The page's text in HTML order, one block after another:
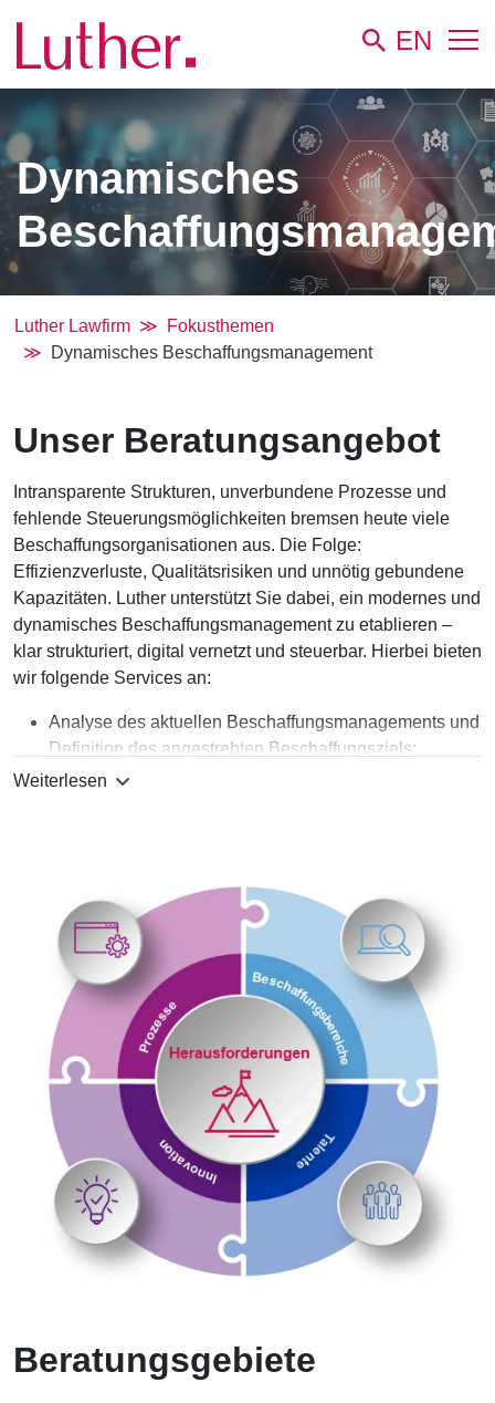
EN
Dynamisches
Luther Lawfirm
Fokusthemen
Dynamisches Beschaffungsmanagement
Unser Beratungsangebot
Intransparente Strukturen, unverbundene Prozesse und
fehlende Steuerungsmöglichkeiten bremsen heute viele
Beschaffungsorganisationen aus. Die Folge:
Effizienzverluste, Qualitätsrisiken und unnötig gebundene
Kapazitäten. Luther unterstützt Sie dabei, ein modernes und
dynamisches Beschaffungsmanagement zu etablieren –
klar strukturiert, digital vernetzt und steuerbar. Hierbei bieten
wir folgende Services an:
Analyse des aktuellen Beschaffungsmanagements und
Definition des angestrebten Beschaffungsziels;
Beratung im Rahmen von öffentlichen und privaten
Beschaffungsprozesses durch sog. Q-Help-
Maßnahmen (im Falle von Liefer- oder Projektverzug
und/oder qualitativen Mängeln).
Unterstützt wird unsere Beratung durch ein KPI-gesteuertes
Dashboard, das Transparenz über Fristen, Volumina und
ESG-Kriterien schafft, während klare Schulungspfade und
das Kompetenzzentrum Beschaffung die Mitarbeitenden
nachhaltig entlasten.
Weiterlesen
Beratungsgebiete